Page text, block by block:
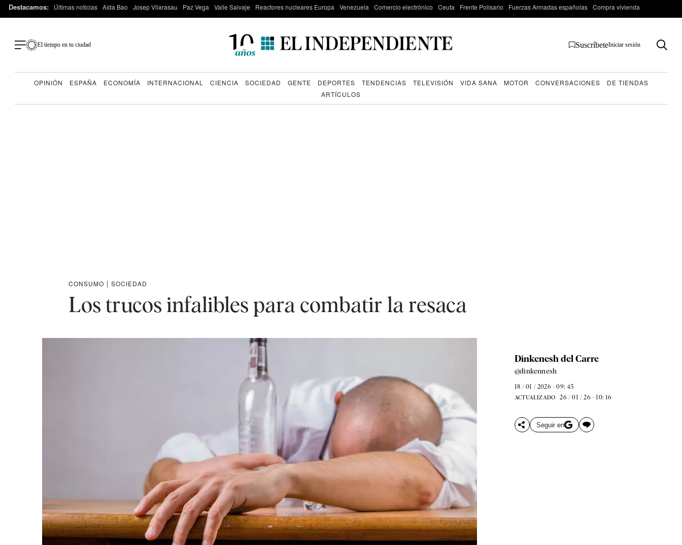
Destacamos: Últimas noticias Aída Bao Josep Vilarasau Paz Vega Valle Salvaje Reactores nucleares Europa Venezuela Comercio electrónico Ceuta Frente Polisario Fuerzas Armadas españolas Compra vivienda
El tiempo en tu ciudad SuscríbeteIniciar sesión
OPINIÓN ESPAÑA ECONOMÍA INTERNACIONAL CIENCIA SOCIEDAD GENTE DEPORTES TENDENCIAS TELEVISIÓN VIDA SANA MOTOR CONVERSACIONES
DE TIENDAS
ARTÍCULOS
CONSUMO | SOCIEDAD
Los trucos infalibles para combatir la resaca
Dinkenesh del Carre
@dinkennesh
18 / 01 / 2026 - 09: 45
ACTUALIZADO 26 / 01 / 26 - 10: 16
Seguir en